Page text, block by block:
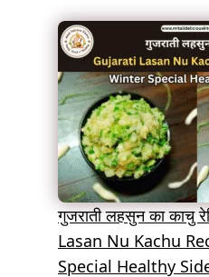
गुजराती लहसुन का काचु
Lasan Nu Kachu
Special Healthy